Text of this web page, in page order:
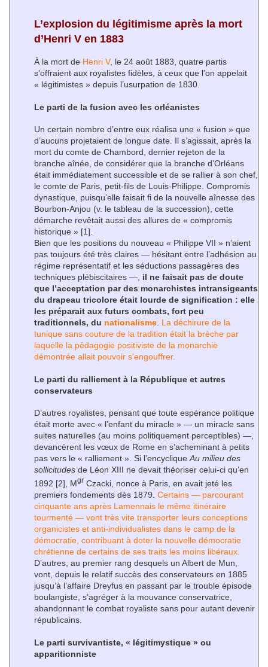
L’explosion du légitimisme après la mort
d’Henri V en 1883
À la mort de Henri V, le 24 août 1883, quatre partis
s’offraient aux royalistes fidèles, à ceux que l’on appelait
« légitimistes » depuis l’usurpation de 1830.
Le parti de la fusion avec les orléanistes
Un certain nombre d’entre eux réalisa une « fusion » que
d’aucuns projetaient de longue date. Il s’agissait, après la
mort du comte de Chambord, dernier rejeton de la
branche aînée, de considérer que la branche d’Orléans
était immédiatement successible et de se rallier à son chef,
le comte de Paris, petit-fils de Louis-Philippe. Compromis
dynastique, puisqu’elle faisait fi de la nouvelle aînesse des
Bourbon-Anjou (v. le tableau de la succession), cette
démarche revêtait aussi des allures de « compromis
historique » [1]
Bien que les positions du nouveau « Philippe VII » n’aient
pas toujours été très claires — hésitant entre l’adhésion au
régime représentatif et les séductions passagères des
techniques plébiscitaires —, il ne faisait pas de doute
que l’acceptation par des monarchistes intransigeants
du drapeau tricolore était lourde de signification : elle
les préparait aux futurs combats, fort peu
traditionnels, du nationalisme La déchirure de la
tunique sans couture de la tradition était la brèche par
laquelle la pédagogie positiviste de la monarchie
démontrée allait pouvoir s’engouffrer.
Le parti du ralliement à la République et autres
conservateurs
D’autres royalistes, pensant que toute espérance politique
était morte avec « l’enfant du miracle » — un miracle sans
suites naturelles (au moins politiquement perceptibles) —,
devancèrent les vœux de Rome en s’acheminant à petits
pas vers le « ralliement ». Si l’encycliqueAu milieu des
sollicitudes de Léon XIII ne devait théoriser celui-ci qu’en
1892 [2] , Mgr Czacki, nonce à Paris, en avait jeté les
premiers fondements dès 1879. Certains — parcourant
cinquante ans après Lamennais le même itinéraire
tourmenté — vont très vite transporter leurs conceptions
organicistes et anti-individualistes dans le camp de la
démocratie, contribuant à doter la nouvelle démocratie
chrétienne de certains de ses traits les moins libéraux.
D’autres, au premier rang desquels un Albert de Mun,
vont, depuis le relatif succès des conservateurs en 1885
jusqu’à l’affaire Dreyfus en passant par le trouble épisode
boulangiste, s’agréger à la mouvance conservatrice,
abandonnant le combat royaliste sans pour autant devenir
républicains.
Le parti survivantiste, « légitimystique » ou
apparitionniste